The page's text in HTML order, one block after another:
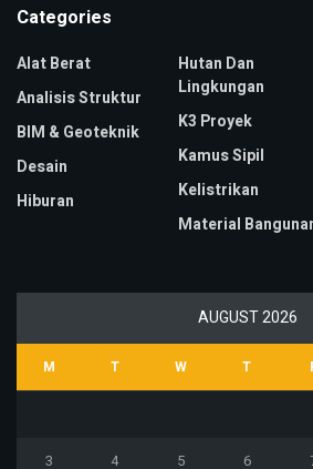
Categories
Alat Berat
Analisis Struktur
BIM & Geoteknik
Desain
Hiburan
Hutan Dan
Lingkungan
K3 Proyek
Kamus Sipil
Kelistrikan
Material
AUGUST 2026
M T W T
3 4 5 6